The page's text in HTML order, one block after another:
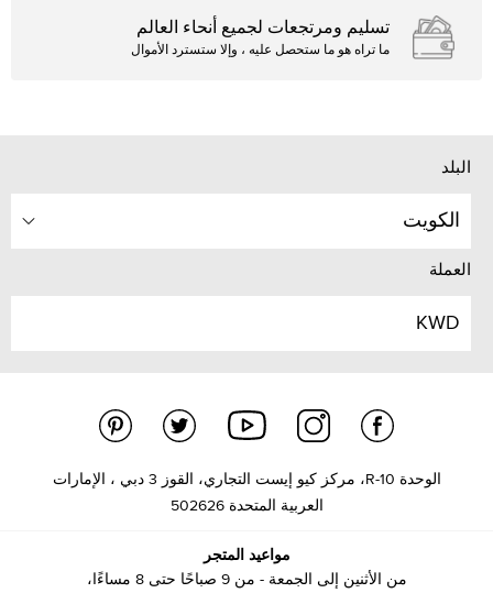
تسليم ومرتجعات لجميع أنحاء العالم
ما تراه هو ما ستحصل عليه ، وإلا ستسترد الأموال
البلد
الكويت
العملة
KWD
الوحدة R-10، مركز كيو إيست التجاري، القوز 3 دبي ، الإمارات
العربية المتحدة 502626
مواعيد المتجر
من الأثنين إلى الجمعة - من 9 صباحًا حتى 8 مساءًا،